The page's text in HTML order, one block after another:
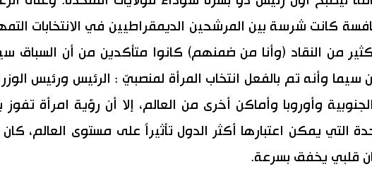
كانت شرسة بين المرشحين الديمقراطيين في الانتخابات
من النقاد (وأنا من ضمنهم) كانوا متأكدين من أن السباق
سيما وأنه تم بالفعل انتخاب المرأة لمنصبيّ : الرئيس ورئيس
وأوروبا وأماكن أخرى من العالم، إلا أن رؤية امرأة تفوز
التي يمكن اعتبارها أكثر الدول تأثيراً على مستوى العالم،
قلبي يخفق بسرعة.